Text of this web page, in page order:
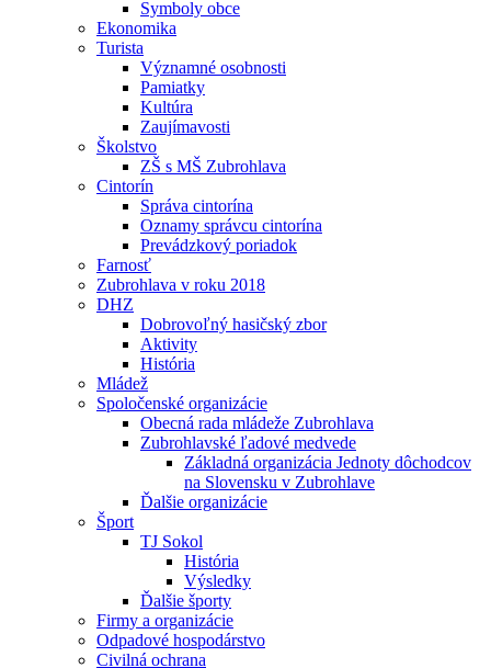
Symboly obce
Ekonomika
Turista
Významné osobnosti
Pamiatky
Kultúra
Zaujímavosti
Školstvo
ZŠ s MŠ Zubrohlava
Cintorín
Správa cintorína
Oznamy správcu cintorína
Prevádzkový poriadok
Farnosť
Zubrohlava v roku 2018
DHZ
Dobrovoľný hasičský zbor
Aktivity
História
Mládež
Spoločenské organizácie
Obecná rada mládeže Zubrohlava
Zubrohlavské ľadové medvede
Základná organizácia Jednoty dôchodcov
na Slovensku v Zubrohlave
Ďalšie organizácie
Šport
TJ Sokol
História
Výsledky
Ďalšie športy
Firmy a organizácie
Odpadové hospodárstvo
Civilná ochrana